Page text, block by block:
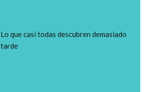
Lo que casi todas descubren demasiado
tarde